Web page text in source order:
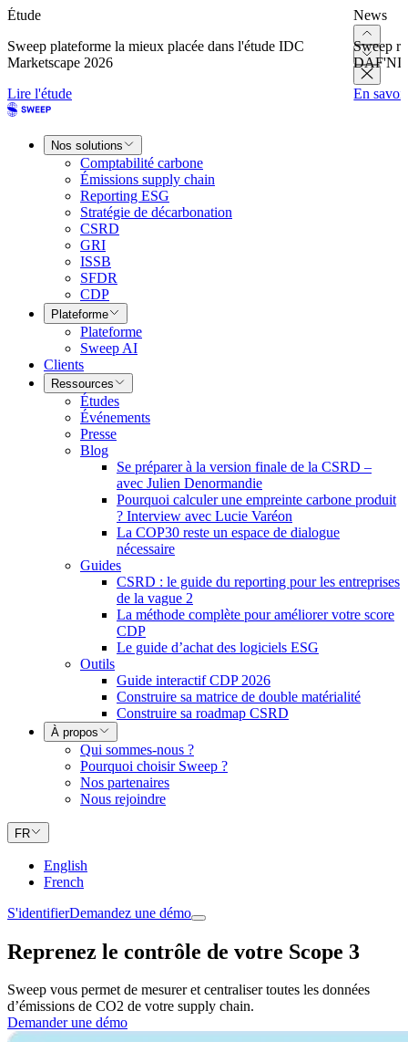
Étude
Sweep plateforme la mieux placée dans l'étude IDC
Marketscape 2026
Lire l'étude
News
Sweep
En
Nos solutions
Comptabilité carbone
Émissions supply chain
Reporting ESG
Stratégie de décarbonation
CSRD
GRI
ISSB
SFDR
CDP
Plateforme
Plateforme
Sweep AI
Clients
Ressources
Études
Événements
Presse
Blog
Se préparer à la version finale de la CSRD –
avec Julien Denormandie
Pourquoi calculer une empreinte carbone produit
? Interview avec Lucie Varéon
La COP30 reste un espace de dialogue
nécessaire
Guides
CSRD : le guide du reporting pour les entreprises
de la vague 2
La méthode complète pour améliorer votre score
CDP
Le guide d’achat des logiciels ESG
Outils
Guide interactif CDP 2026
Construire sa matrice de double matérialité
Construire sa roadmap CSRD
À propos
Qui sommes-nous ?
Pourquoi choisir Sweep ?
Nos partenaires
Nous rejoindre
FR
English
French
S'identifierDemandez une démo
Reprenez le contrôle de votre Scope 3
Sweep vous permet de mesurer et centraliser toutes les données
d’émissions de CO2 de votre supply chain.
Demander une démo